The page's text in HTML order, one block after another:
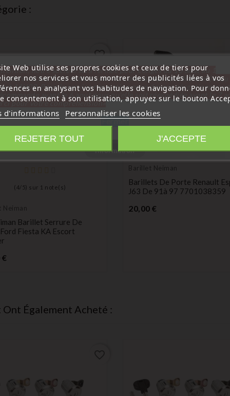
:
( 4/ 5) sur 1 note(s)
Neiman
Barillet Serrure De
Fiesta KA Escort
€
favorite_border
Barillet Neiman
Barillets De Porte Renault
J63 De 91à 97 7701038359
20,00 €
Également Acheté :
Web utilise ses propres cookies et ceux de tiers pour
nos services et vous montrer des publicités liées à vos
en analysant vos habitudes de navigation. Pour
consentement à son utilisation, appuyez sur le bouton
d'informations Personnaliser les cookies
REJETER TOUT J'ACCEPTE
notre société sera fermée pour congés du 10 aout au 1
inclus. Pour cette raison les commandes sont traitées
14H00. Pour le service réparation nous devons réceptionner
avant le 6 aout pour qu'elle soit réexpédiée avant le 7
pour votre compréhension»
Fermer
Information